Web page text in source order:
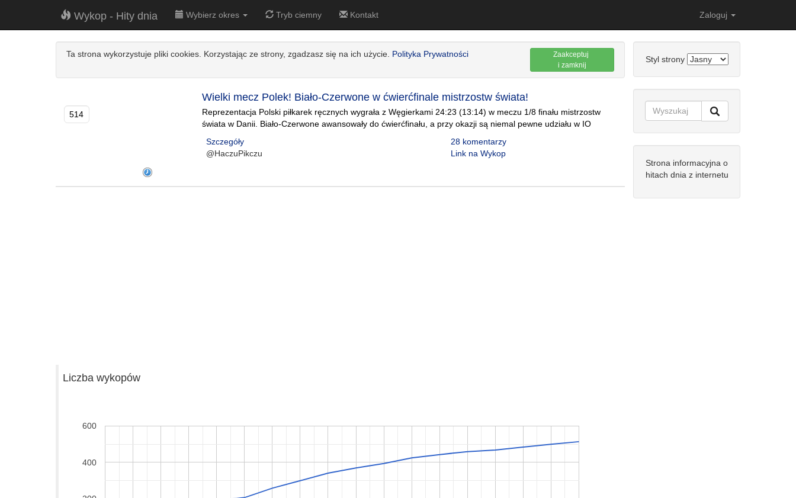
Wykop - Hity dnia Wybierz okres Tryb ciemny Kontakt Zaloguj
Ta strona wykorzystuje pliki cookies. Korzystając ze strony, zgadzasz się na ich użycie. Polityka Prywatności
Zaakceptuj
i zamknij
514
Wielki mecz Polek! Biało-Czerwone w ćwierćfinale mistrzostw świata!
Reprezentacja Polski piłkarek ręcznych wygrała z Węgierkami 24:23 (13:14) w meczu 1/8 finału mistrzostw
świata w Danii. Biało-Czerwone awansowały do ćwierćfinału, a przy okazji są niemal pewne udziału w IO
Szczegóły
@HaczuPikczu
28 komentarzy
Link na Wykop
Liczba wykopów
400
600
Styl strony
Strona informacyjna o
hitach dnia z internetu